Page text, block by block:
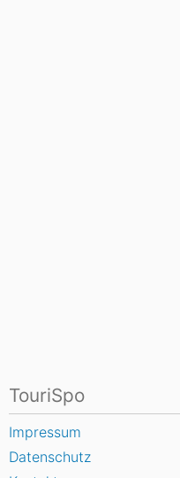
TouriSpo
Impressum
Datenschutz